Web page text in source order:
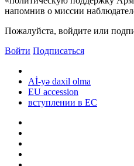
напомнив о миссии
Пожалуйста, войдите или
Войти Подписаться
Aİ-yə daxil olma
EU accession
вступлении в ЕС